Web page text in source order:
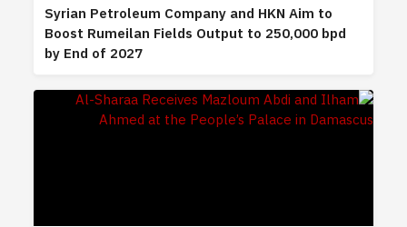
Syrian Petroleum Company and HKN Aim to
Boost Rumeilan Fields Output to 250,000 bpd
by End of 2027